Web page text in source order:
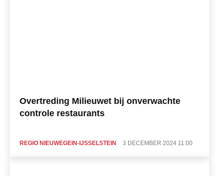
Overtreding Milieuwet bij onverwachte
controle restaurants
REGIO NIEUWEGEIN-IJSSELSTEIN 3 DECEMBER 2024 11:00